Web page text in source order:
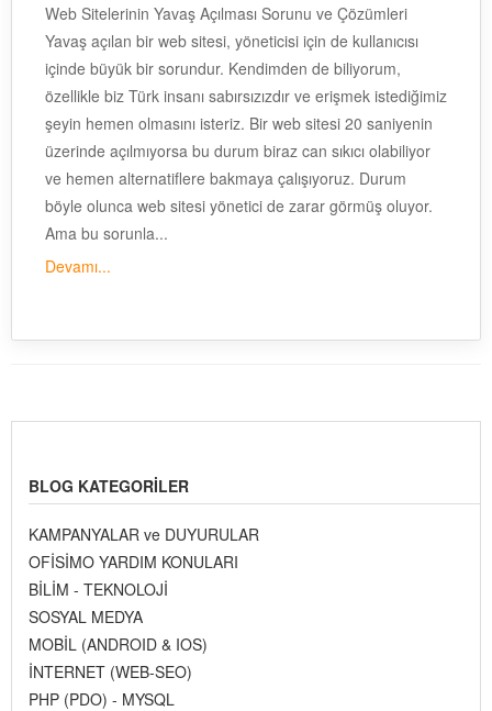
Web Sitelerinin Yavaş Açılması Sorunu ve Çözümleri
Yavaş açılan bir web sitesi, yöneticisi için de kullanıcısı
içinde büyük bir sorundur. Kendimden de biliyorum,
özellikle biz Türk insanı sabırsızızdır ve erişmek istediğimiz
şeyin hemen olmasını isteriz. Bir web sitesi 20 saniyenin
üzerinde açılmıyorsa bu durum biraz can sıkıcı olabiliyor
ve hemen alternatiflere bakmaya çalışıyoruz. Durum
böyle olunca web sitesi yönetici de zarar görmüş oluyor.
Ama bu sorunla...
Devamı...
BLOG KATEGORILER
KAMPANYALAR ve DUYURULAR
OFİSİMO YARDIM KONULARI
BİLİM - TEKNOLOJİ
SOSYAL MEDYA
MOBİL (ANDROID & IOS)
İNTERNET (WEB-SEO)
PHP (PDO) - MYSQL